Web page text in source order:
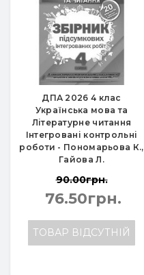
ДПА 2026 4 клас
Українська мова та
Літературне читання
Інтегровані контрольні
роботи - Пономарьова К.,
Гайова Л.
90.00грн.
76.50грн.
ТОВАР ВІДСУТНІЙ